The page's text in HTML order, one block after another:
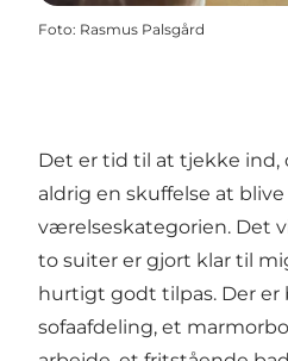
Foto: Rasmus Palsgård
Det er tid til at tjekke ind,
aldrig en skuffelse at
værelseskategorien. Det
to suiter er gjort klar til
hurtigt godt tilpas. Der er
sofaafdeling, et